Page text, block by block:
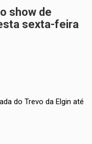
show de
sexta-feira